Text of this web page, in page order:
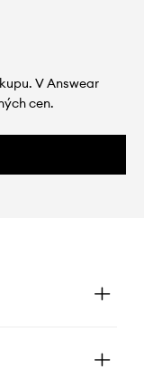
V Answear
cen.